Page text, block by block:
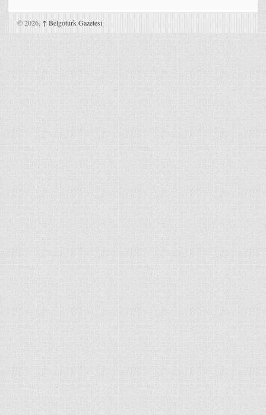
© 2026, ↑ Belgotürk Gazetesi